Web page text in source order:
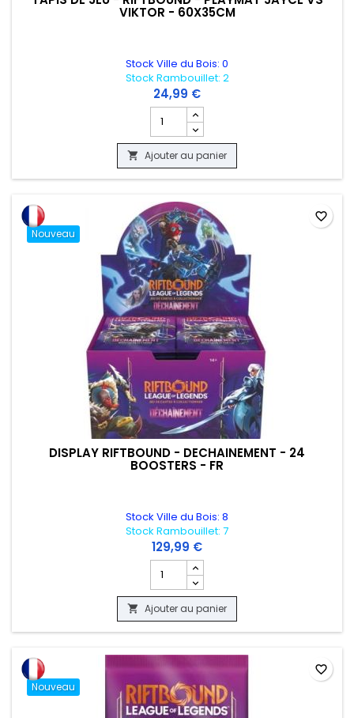
VIKTOR - 60X35CM
Stock Ville du Bois: 0
Stock Rambouillet: 2
24,99 €
Champ quantité du produit TAPIS DE
 Ajouter au panier
Nouveau
DISPLAY RIFTBOUND - DECHAINEMENT - 24
BOOSTERS - FR
Stock Ville du Bois: 8
Stock Rambouillet: 7
129,99 €
Champ quantité du produit DISPLAY
 Ajouter au panier
favorite_border
Nouveau
favorite_border